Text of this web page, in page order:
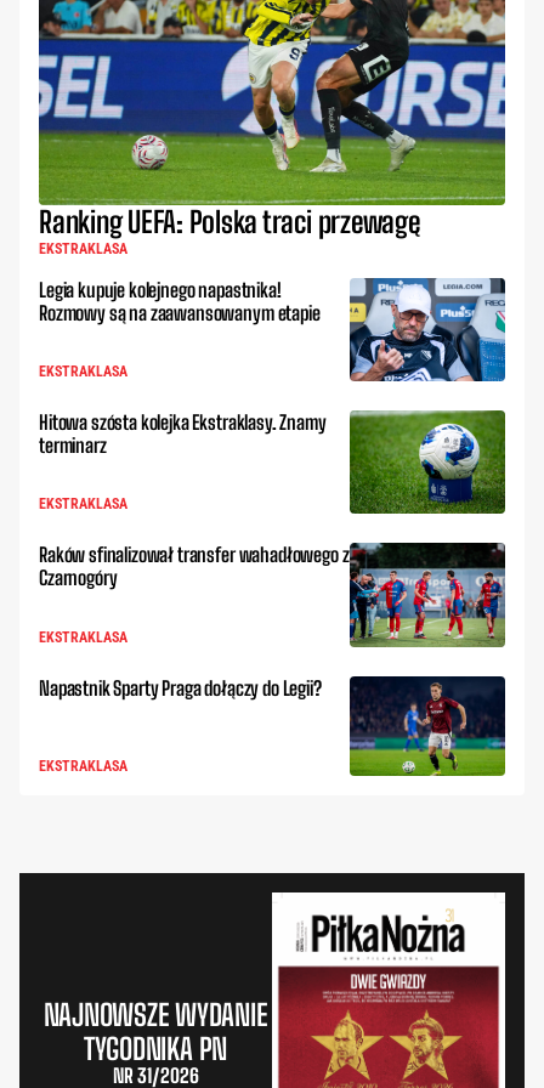
Ranking UEFA: Polska traci przewagę
EKSTRAKLASA
Legia kupuje kolejnego napastnika!
Rozmowy są na zaawansowanym etapie
EKSTRAKLASA
Hitowa szósta kolejka Ekstraklasy. Znamy
terminarz
EKSTRAKLASA
Raków sfinalizował transfer wahadłowego z
Czarnogóry
EKSTRAKLASA
Napastnik Sparty Praga dołączy do Legii?
EKSTRAKLASA
NAJNOWSZE WYDANIE
TYGODNIKA PN
NR 31/2026